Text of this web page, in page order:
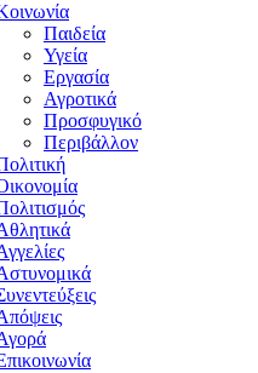
Παιδεία
Υγεία
Εργασία
Αγροτικά
Προσφυγικό
Περιβάλλον